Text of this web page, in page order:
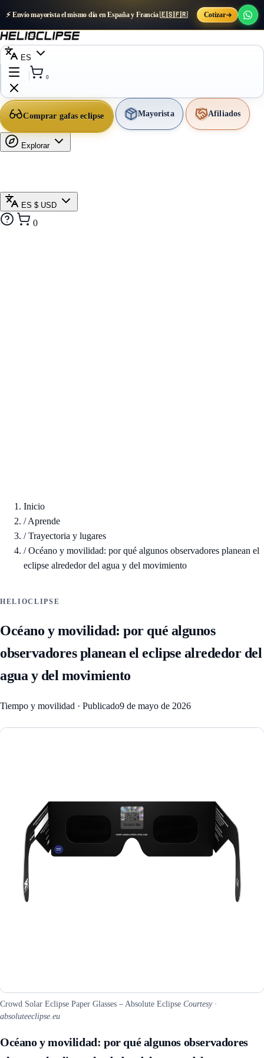
⚡ Envío mayorista el mismo día en España y Francia 🇪🇸🇫🇷 Cotizar
ES
0
Comprar gafas eclipse Mayorista Afiliados
Explorar
ES $ USD
0
Inicio
/Aprende
/Trayectoria y lugares
/Océano y movilidad: por qué algunos observadores planean el
eclipse alrededor del agua y del movimiento
HELIOCLIPSE
Océano y movilidad: por qué algunos
observadores planean el eclipse alrededor del
agua y del movimiento
Tiempo y movilidad · Publicado9 de mayo de 2026
Crowd Solar Eclipse Paper Glasses – Absolute Eclipse Courtesy ·
absoluteeclipse.eu
Océano y movilidad: por qué algunos observadores